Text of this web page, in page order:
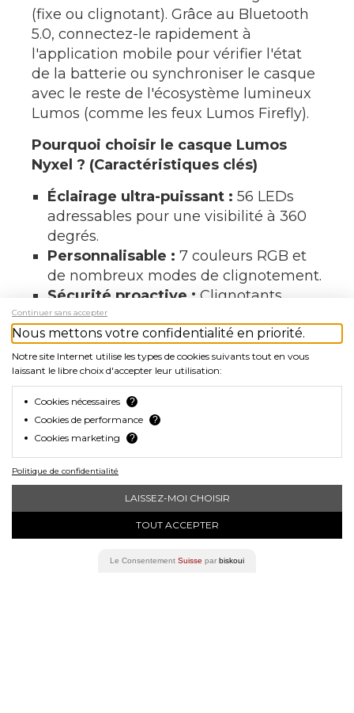
(fixe ou clignotant). Grâce au Bluetooth
5.0, connectez-le rapidement à
l'application mobile pour vérifier l'état
de la batterie ou synchroniser le casque
avec le reste de l'écosystème lumineux
Lumos (comme les feux Lumos Firefly).
Pourquoi choisir le casque Lumos
Nyxel ? (Caractéristiques clés)
Éclairage ultra-puissant : 56 LEDs
adressables pour une visibilité à 360
degrés.
Personnalisable : 7 couleurs RGB et
de nombreux modes de clignotement.
Sécurité proactive : Clignotants
directionnels contrôlables au guidon.
Confort thermique :4 aérations pour
un flux d'air maximal.
Pratique :Recharge rapide en USB-C
(Autonomie de 3h à 16h).
Usage polyvalent :
ville, VAE (vélo électrique), vélo de
route et trottinette.
Commandez dès maintenant votre
casque Lumos Nyxelet rejoignez la
nouvelle génération de cyclistes
connectés. Roulez avec style, roulez en
toute sécurité !
Continuer sans accepter
Nous mettons votre confidentialité en priorité.
Notre site Internet utilise les types de cookies suivants tout en vous
laissant le libre choix d'accepter leur utilisation:
Cookies nécessaires ?
Cookies de performance ?
Cookies marketing ?
Politique de confidentialité
LAISSEZ-MOI CHOISIR
TOUT ACCEPTER
Le Consentement Suisse par biskoui